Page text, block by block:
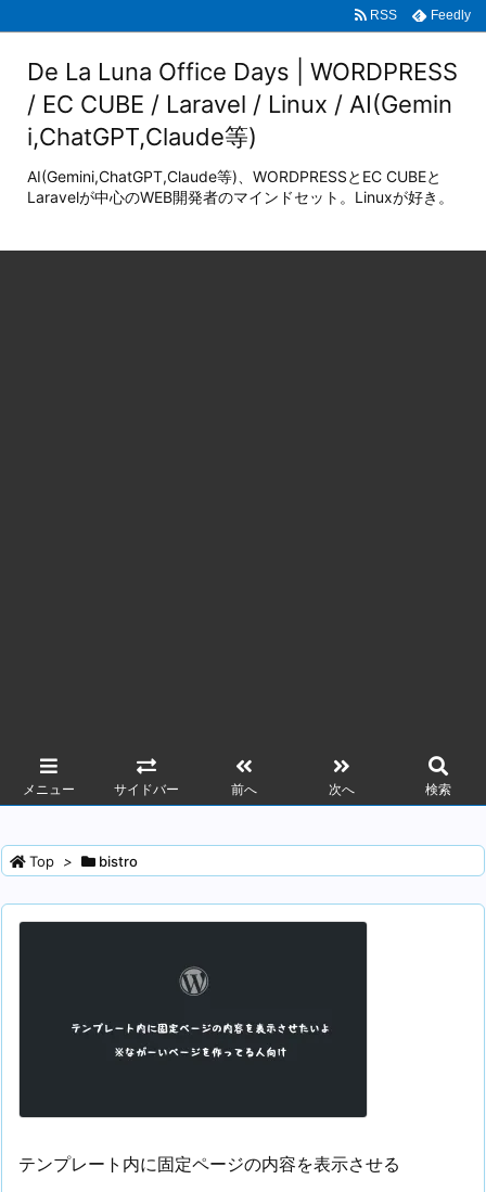
De La Luna Office Days | WORDPRESS
/ EC CUBE / Laravel / Linux / AI(Gemin
i,ChatGPT,Claude等)
AI(Gemini,ChatGPT,Claude等)、WORDPRESSとEC CUBEと
Laravelが中心のWEB開発者のマインドセット。Linuxが好き。
メニュー サイドバー 前へ 次へ 検索
RSS Feedly
Top > bistro
テンプレート内に固定ページの内容を表示させる